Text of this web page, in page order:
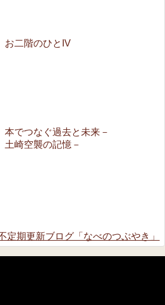
お二階のひとIV
本でつなぐ過去と未来－
土崎空襲の記憶－
定期更新ブログ「なべのつぶやき」